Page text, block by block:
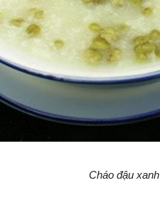
Cháo đậu xanh